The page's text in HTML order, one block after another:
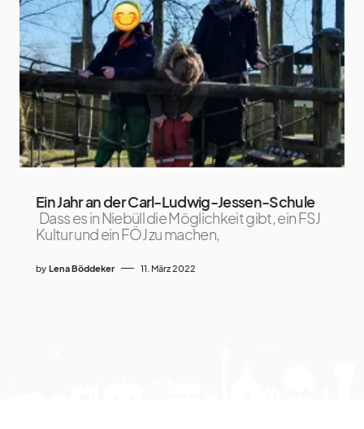
Ein Jahr an der Carl-Ludwig-Jessen-Schule
Dass es in Niebüll die Möglichkeit gibt, ein FSJ
Kultur und ein FÖJ zu machen,
by Lena Böddeker 11. März 2022